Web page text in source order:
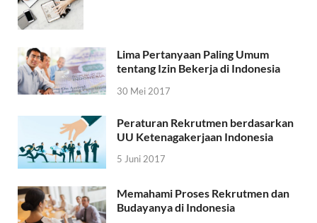
Lima Pertanyaan Paling Umum
tentang Izin Bekerja di Indonesia
30 Mei 2017
Peraturan Rekrutmen berdasarkan
UU Ketenagakerjaan Indonesia
5 Juni 2017
Memahami Proses Rekrutmen dan
Budayanya di Indonesia